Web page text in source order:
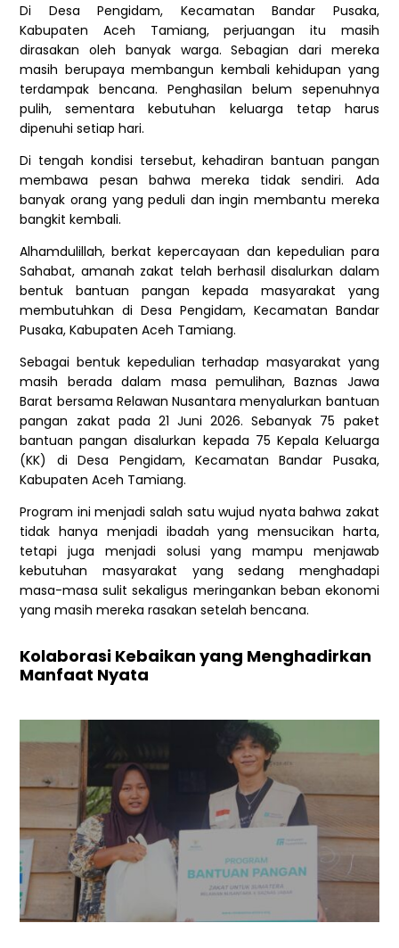
Di Desa Pengidam, Kecamatan Bandar Pusaka,
Kabupaten Aceh Tamiang, perjuangan itu masih
dirasakan oleh banyak warga. Sebagian dari mereka
masih berupaya membangun kembali kehidupan yang
terdampak bencana. Penghasilan belum sepenuhnya
pulih, sementara kebutuhan keluarga tetap harus
dipenuhi setiap hari.
Di tengah kondisi tersebut, kehadiran bantuan pangan
membawa pesan bahwa mereka tidak sendiri. Ada
banyak orang yang peduli dan ingin membantu mereka
bangkit kembali.
Alhamdulillah, berkat kepercayaan dan kepedulian para
Sahabat, amanah zakat telah berhasil disalurkan dalam
bentuk bantuan pangan kepada masyarakat yang
membutuhkan di Desa Pengidam, Kecamatan Bandar
Pusaka, Kabupaten Aceh Tamiang.
Sebagai bentuk kepedulian terhadap masyarakat yang
masih berada dalam masa pemulihan, Baznas Jawa
Barat bersama Relawan Nusantara menyalurkan bantuan
pangan zakat pada 21 Juni 2026. Sebanyak 75 paket
bantuan pangan disalurkan kepada 75 Kepala Keluarga
(KK) di Desa Pengidam, Kecamatan Bandar Pusaka,
Kabupaten Aceh Tamiang.
Program ini menjadi salah satu wujud nyata bahwa zakat
tidak hanya menjadi ibadah yang mensucikan harta,
tetapi juga menjadi solusi yang mampu menjawab
kebutuhan masyarakat yang sedang menghadapi
masa-masa sulit sekaligus meringankan beban ekonomi
yang masih mereka rasakan setelah bencana.
Kolaborasi Kebaikan yang Menghadirkan
Manfaat Nyata